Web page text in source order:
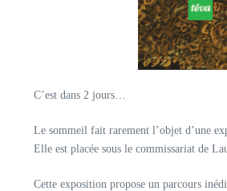
C’est dans 2 jours…
Le sommeil fait rarement l’objet d’une
Elle est placée sous le commissariat de
Cette exposition propose un parcours